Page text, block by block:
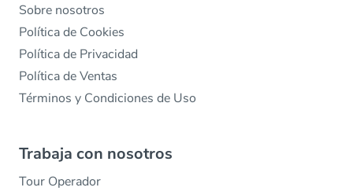
Sobre nosotros
Política de Cookies
Política de Privacidad
Política de Ventas
Términos y Condiciones de Uso
Trabaja con nosotros
Tour Operador